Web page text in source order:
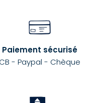
Paiement sécurisé
CB - Paypal - Chèque